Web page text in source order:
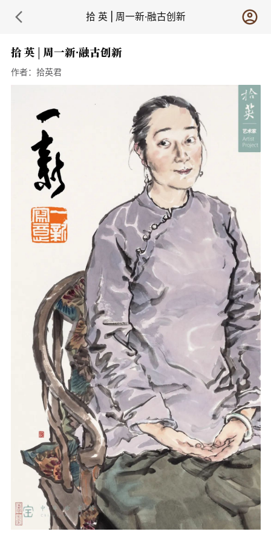
拾 英 | 周一新·融古创新
拾 英 | 周一新·融古创新
作者： 拾英君